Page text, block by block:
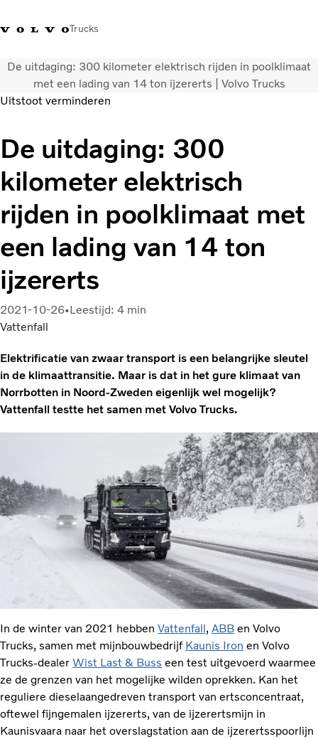
Trucks
ContactKennis vergrotenMerchandiseInloggen Nederland
CO2-reductie
Trucks
Truck Builder
Services
Dealer locator
Nieuws
Over ons
De uitdaging: 300 kilometer elektrisch rijden in poolklimaat
met een lading van 14 ton ijzererts | Volvo Trucks
Uitstoot verminderen
De uitdaging: 300
kilometer elektrisch
rijden in poolklimaat met
een lading van 14 ton
ijzererts
2021-10-26 Leestijd: 4 min
Vattenfall
Elektrificatie van zwaar transport is een belangrijke sleutel
in de klimaattransitie. Maar is dat in het gure klimaat van
Norrbotten in Noord-Zweden eigenlijk wel mogelijk?
Vattenfall testte het samen met Volvo Trucks.
In de winter van 2021 hebben Vattenfall, ABB en Volvo
Trucks, samen met mijnbouwbedrijf Kaunis Iron en Volvo
Trucks-dealer Wist Last & Buss een test uitgevoerd waarmee
ze de grenzen van het mogelijke wilden oprekken. Kan het
reguliere dieselaangedreven transport van ertsconcentraat,
oftewel fijngemalen ijzererts, van de ijzerertsmijn in
Kaunisvaara naar het overslagstation aan de ijzerertsspoorlijn